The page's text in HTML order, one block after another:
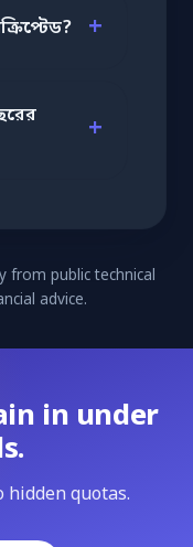
from public technical
advice.
in under
hidden quotas.